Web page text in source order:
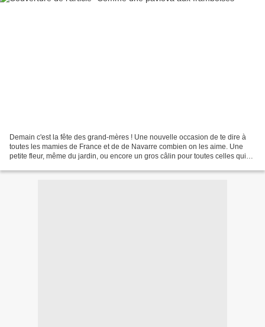
Demain c'est la fête des grand-mères ! Une nouvelle occasion de te dire à
toutes les mamies de France et de de Navarre combien on les aime. Une
petite fleur, même du jardin, ou encore un gros câlin pour toutes celles qui